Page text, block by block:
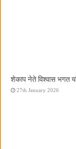
शेकाप नेते विश्वास भगत
27th January 2026